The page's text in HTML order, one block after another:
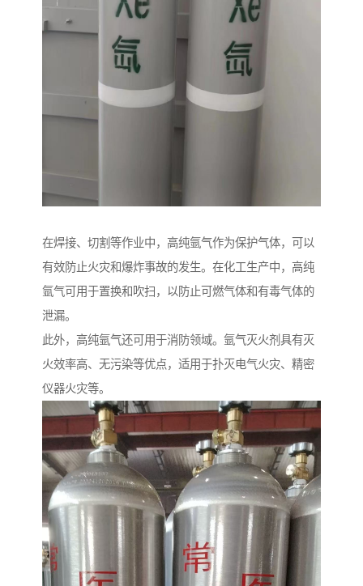
在焊接、切割等作业中，高纯氩气作为保护气体，可以
有效防止火灾和爆炸事故的发生。在化工生产中，高纯
氩气可用于置换和吹扫，以防止可燃气体和有毒气体的
泄漏。
此外，高纯氩气还可用于消防领域。氩气灭火剂具有灭
火效率高、无污染等优点，适用于扑灭电气火灾、精密
仪器火灾等。